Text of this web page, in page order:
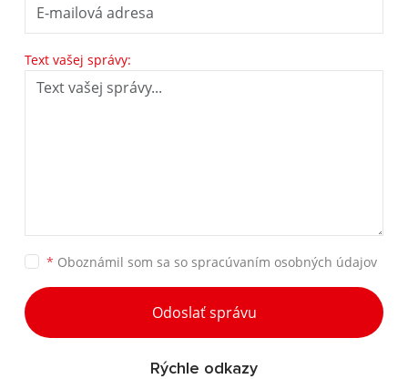
Text vašej správy:
* Oboznámil som sa so spracúvaním osobných údajov
Odoslať správu
Rýchle odkazy